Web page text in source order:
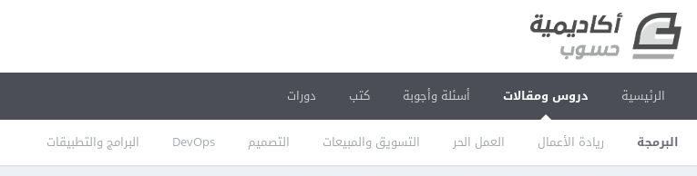
الرئيسية دروس ومقالات
البرمجة ريادة الأعمال العمل الحر التسويق والمبيعات التصميم DevOps البرامج والتطبيقات
أسئلة وأجوبة كتب دورات